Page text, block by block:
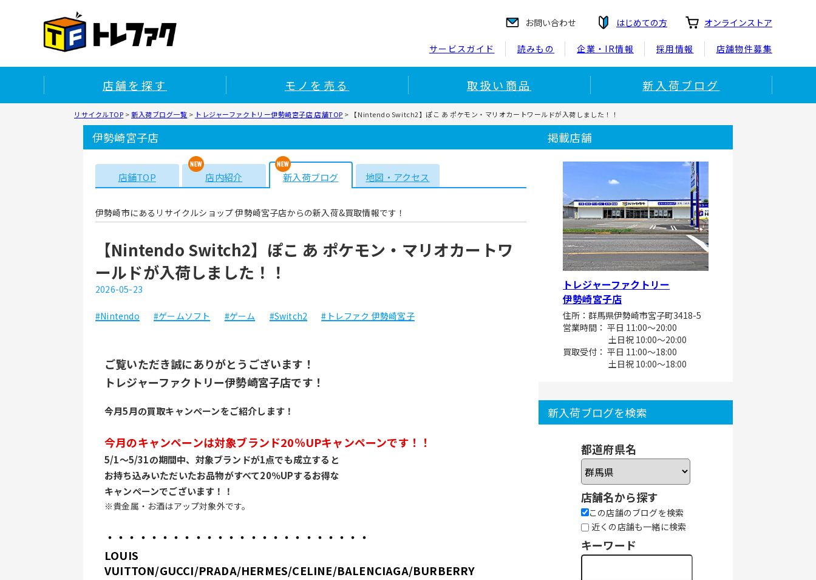
お問い合わせ はじめての方 オンラインストア
サービスガイド 読みもの 企業・IR情報 採用情報 店舗物件募集
店舗を探す モノを売る 取扱い商品 新入荷ブログ
リサイクルTOP >新入荷ブログ一覧 > トレジャーファクトリー伊勢崎宮子店 店舗TOP > 【Nintendo Switch2】ぽこ あ ポケモン・マリオカートワールドが入荷しました！！
伊勢崎宮子店
店舗TOP 店内紹介 新入荷ブログ 地図・アクセス
伊勢崎市にあるリサイクルショップ 伊勢崎宮子店からの新入荷&買取情報です！
【Nintendo Switch2】ぽこ あ ポケモン・マリオカートワ
ールドが入荷しました！！
2026-05-23
#Nintendo #ゲームソフト #ゲーム #Switch2 #トレファク 伊勢崎宮子
ご覧いただき誠にありがとうございます！
トレジャーファクトリー伊勢崎宮子店です！
今月5月の買取キャンペーンをご紹介します！
今月のキャンペーンは対象ブランド20％UPキャンペーンです！！
5/1～5/31の期間中、対象ブランドが1点でも成立すると
お持ち込みいただいたお品物がすべて20％UPするお得な
キャンペーンでございます！！
※貴金属・お酒はアップ対象外です。
・・・・・・・・・・・・・・・・・・・・・・・・
LOUIS
VUITTON/GUCCI/PRADA/HERMES/CELINE/BALENCIAGA/BURBERRY
掲載店舗
トレジャーファクトリー
伊勢崎宮子店
住所：群馬県伊勢崎市宮子町3418-5
営業時間： 平日 11:00～20:00
土日祝 10:00～20:00
買取受付： 平日 11:00～18:00
土日祝 10:00～18:00
新入荷ブログを検索
都道府県名
店舗名から探す
この店舗のブログを検索
近くの店舗も一緒に検索
キーワード